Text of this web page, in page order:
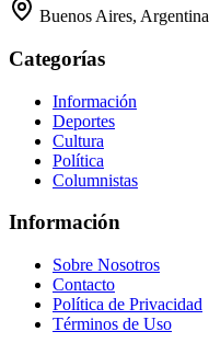
Buenos Aires, Argentina
Categorías
Información
Deportes
Cultura
Política
Columnistas
Información
Sobre Nosotros
Contacto
Política de Privacidad
Términos de Uso